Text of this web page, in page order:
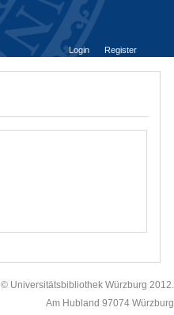
Login
Register
© Universitätsbibliothek Würzburg 2012.
Am Hubland 97074 Würzburg